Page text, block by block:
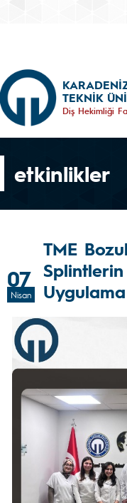
TEKNİK
Diş Hekimliği
etkinlikler
07
Nisan
TME